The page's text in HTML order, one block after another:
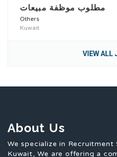
مطلوب موظفة مبيعات
Others
Kuwait
VIEW ALL
About Us
We specialize in
Kuwait, We are offering a